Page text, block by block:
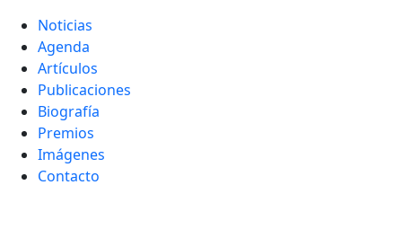
Noticias
Agenda
Artículos
Publicaciones
Biografía
Premios
Imágenes
Contacto